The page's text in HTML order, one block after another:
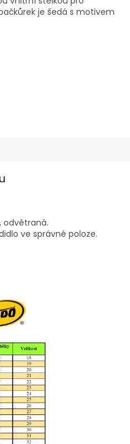
je šedá s motivem
odvětraná.
ve správné poloze.